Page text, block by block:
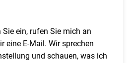
Sie ein, rufen Sie mich an
eine E-Mail. Wir sprechen
und schauen, was ich